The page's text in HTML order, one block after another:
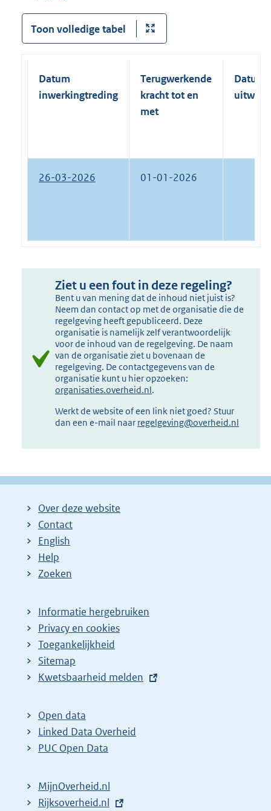
Toon volledige tabel
Datum
inwerkingtreding
Terugwerkende
kracht tot en
met
Datum
26-03-2026 01-01-2026
Ziet u een fout in deze regeling?
Bent u van mening dat de inhoud niet juist is?
Neem dan contact op met de organisatie die de
regelgeving heeft gepubliceerd. Deze
organisatie is namelijk zelf verantwoordelijk
voor de inhoud van de regelgeving. De naam
van de organisatie ziet u bovenaan de
regelgeving. De contactgegevens van de
organisatie kunt u hier opzoeken:
organisaties.overheid.nl.
Werkt de website of een link niet goed? Stuur
dan een e-mail naar regelgeving@overheid.nl
Over deze website
Contact
English
Help
Zoeken
Informatie hergebruiken
Privacy en cookies
Toegankelijkheid
Sitemap
E
t
e
r
l
i
Kwetsbaarheid melden
Open data
Linked Data Overheid
PUC Open Data
MijnOverheid.nl
E
Rijksoverheid.nl